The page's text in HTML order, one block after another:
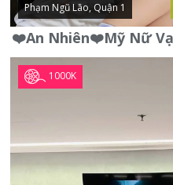
Phạm Ngũ Lão, Quận 1
1000K